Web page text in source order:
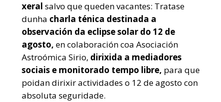
xeral salvo que queden vacantes: Tratase
dunha charla ténica destinada a
observación da eclipse solar do 12 de
agosto, en colaboración coa Asociación
Astroómica Sirio, dirixida a mediadores
sociais e monitorado tempo libre, para que
poidan dirixir actividades o 12 de agosto con
absoluta seguridade.